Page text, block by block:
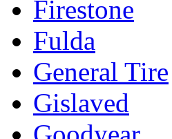
Firestone
Fulda
General Tire
Gislaved